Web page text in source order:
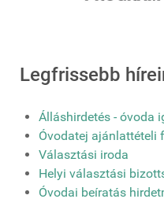
Legfrissebb
Álláshirdetés - óvoda
Óvodatej ajánlattételi
Választási iroda
Helyi választási
Óvodai beíratás